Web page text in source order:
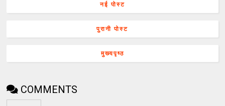
नई पोस्ट
पुरानी पोस्ट
मुख्यपृष्ठ
COMMENTS